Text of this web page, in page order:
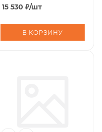
15 530 ₽/шт
В КОРЗИНУ